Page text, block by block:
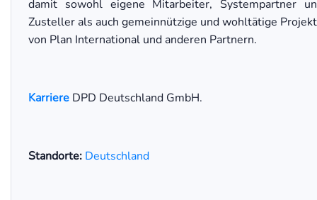
damit sowohl eigene Mitarbeiter, Systempartner
Zusteller als auch gemeinnützige und wohltätige
von Plan International und anderen Partnern.
Karriere DPD Deutschland GmbH.
Standorte: Deutschland